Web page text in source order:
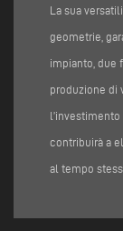
La sua
geometrie,
impianto, due
produzione di
contribuirà a
al tempo